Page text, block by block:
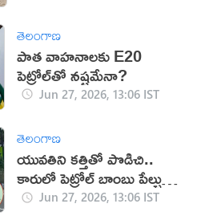
తెలంగాణ
పాత వాహనాలకు E20
పెట్రోల్‍తో నష్టమేనా?
Jun 27, 2026, 13:06 IST
తెలంగాణ
యువతిని కత్తితో పొడిచి..
కారులో పెట్రోల్ బాంబు పేల్చుకున్న
వ్యక్తి (వీడియో)
Jun 27, 2026, 13:06 IST